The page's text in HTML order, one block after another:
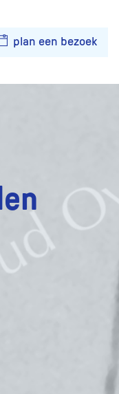
plan een bezoek